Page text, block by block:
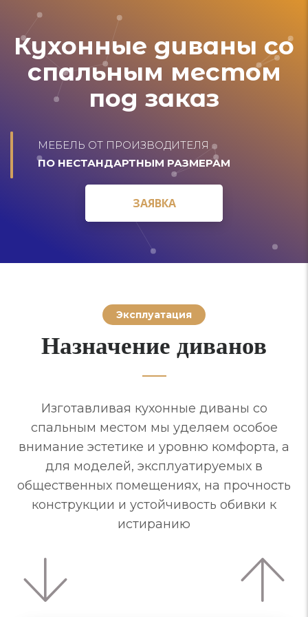
Кухонные диваны со
спальным местом
под заказ
МЕБЕЛЬ ОТ ПРОИЗВОДИТЕЛЯ
ПО НЕСТАНДАРТНЫМ РАЗМЕРАМ
ЗАЯВКА
ЗАЯВКА
Эксплуатация
Назначение диванов
Изготавливая кухонные диваны со
спальным местом мы уделяем особое
внимание эстетике и уровню комфорта, а
для моделей, эксплуатируемых в
общественных помещениях, на прочность
конструкции и устойчивость обивки к
истиранию